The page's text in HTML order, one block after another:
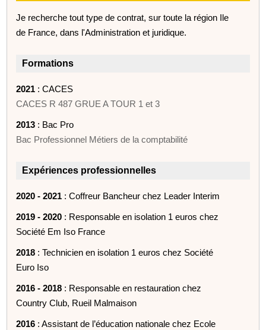
Je recherche tout type de contrat, sur toute la région Ile
de France, dans l'Administration et juridique.
Formations
2021 : CACES
CACES R 487 GRUE A TOUR 1 et 3
2013 : Bac Pro
Bac Professionnel Métiers de la comptabilité
Expériences professionnelles
2020 - 2021 : Coffreur Bancheur chez Leader Interim
2019 - 2020 : Responsable en isolation 1 euros chez
Société Em Iso France
2018 : Technicien en isolation 1 euros chez Société
Euro Iso
2016 - 2018 : Responsable en restauration chez
Country Club, Rueil Malmaison
2016 : Assistant de l’éducation nationale chez Ecole